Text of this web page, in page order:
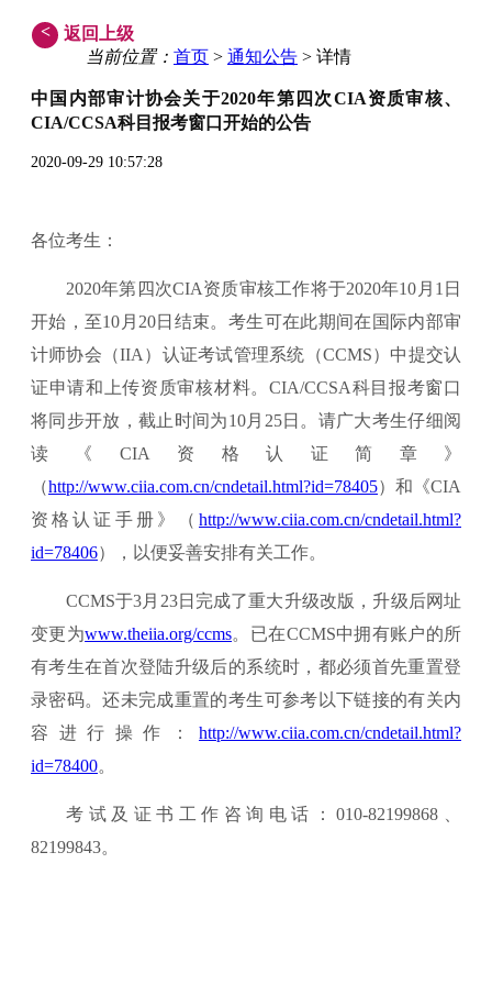
<
返回上级
当前位置： 首页 > 通知公告 > 详情
中国内部审计协会关于2020年第四次CIA资质审核、
CIA/CCSA科目报考窗口开始的公告
2020-09-29 10:57:28
各位考生：
2020年第四次CIA资质审核工作将于2020年10月1日
开始，至10月20日结束。考生可在此期间在国际内部审
计师协会（IIA）认证考试管理系统（CCMS）中提交认
证申请和上传资质审核材料。CIA/CCSA科目报考窗口
将同步开放，截止时间为10月25日。请广大考生仔细阅
读《CIA资格认证简章》
（http://www.ciia.com.cn/cndetail.html?id=78405）和《CIA
资格认证手册》（ http://www.ciia.com.cn/cndetail.html?
id=78406），以便妥善安排有关工作。
CCMS于3月23日完成了重大升级改版，升级后网址
变更为www.theiia.org/ccms。已在CCMS中拥有账户的所
有考生在首次登陆升级后的系统时，都必须首先重置登
录密码。还未完成重置的考生可参考以下链接的有关内
容进行操作： http://www.ciia.com.cn/cndetail.html?
id=78400。
考试及证书工作咨询电话：010-82199868、
82199843。